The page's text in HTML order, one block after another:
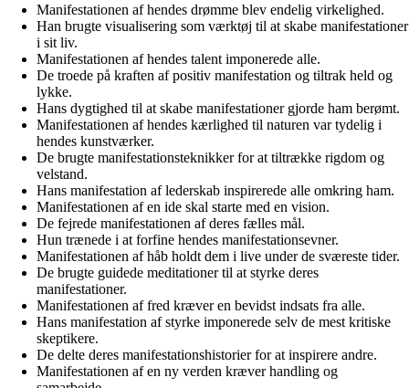
Manifestationen af hendes drømme blev endelig virkelighed.
Han brugte visualisering som værktøj til at skabe manifestationer
i sit liv.
Manifestationen af hendes talent imponerede alle.
De troede på kraften af positiv manifestation og tiltrak held og
lykke.
Hans dygtighed til at skabe manifestationer gjorde ham berømt.
Manifestationen af hendes kærlighed til naturen var tydelig i
hendes kunstværker.
De brugte manifestationsteknikker for at tiltrække rigdom og
velstand.
Hans manifestation af lederskab inspirerede alle omkring ham.
Manifestationen af en ide skal starte med en vision.
De fejrede manifestationen af deres fælles mål.
Hun trænede i at forfine hendes manifestationsevner.
Manifestationen af håb holdt dem i live under de sværeste tider.
De brugte guidede meditationer til at styrke deres
manifestationer.
Manifestationen af fred kræver en bevidst indsats fra alle.
Hans manifestation af styrke imponerede selv de mest kritiske
skeptikere.
De delte deres manifestationshistorier for at inspirere andre.
Manifestationen af en ny verden kræver handling og